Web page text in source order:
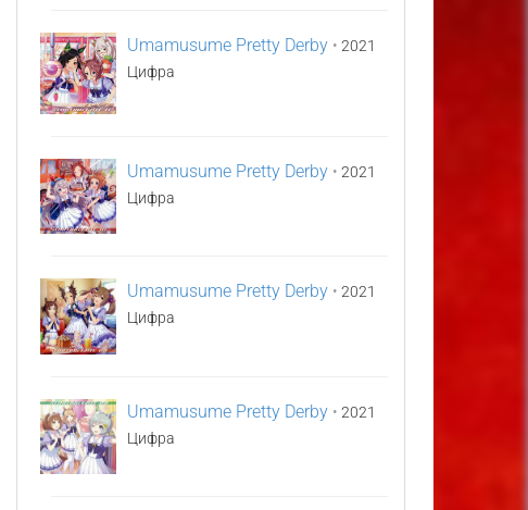
Umamusume Pretty Derby • 2021
Цифра
Umamusume Pretty Derby • 2021
Цифра
Umamusume Pretty Derby • 2021
Цифра
Umamusume Pretty Derby • 2021
Цифра